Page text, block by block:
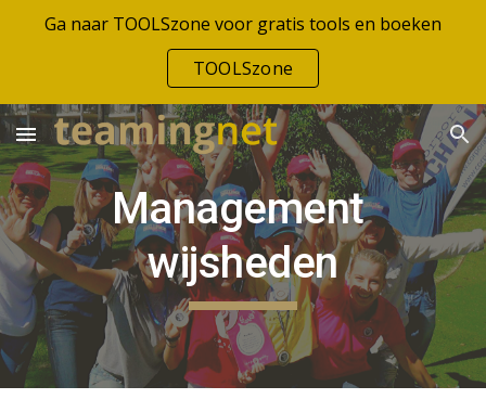
Ga naar TOOLSzone voor gratis tools en boeken
TOOLSzone
Management
wijsheden